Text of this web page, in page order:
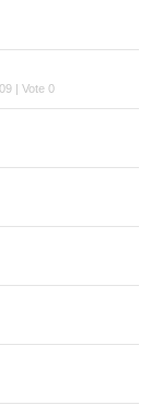
| Vote 0